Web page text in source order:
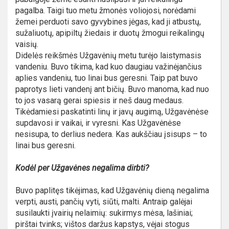
pagalba. Taigi tuo metu žmonės voliojosi, norėdami
žemei perduoti savo gyvybines jėgas, kad ji atbustų,
sužaliuotų, apipiltų žiedais ir duotų žmogui reikalingų
vaisių.
Didelės reikšmės Užgavėnių metu turėjo laistymasis
vandeniu. Buvo tikima, kad kuo daugiau važinėjančius
aplies vandeniu, tuo linai bus geresni. Taip pat buvo
paprotys lieti vandenį ant bičių. Buvo manoma, kad nuo
to jos vasarą gerai spiesis ir neš daug medaus.
Tikėdamiesi paskatinti linų ir javų augimą, Užgavėnėse
supdavosi ir vaikai, ir vyresni. Kas Užgavėnėse
nesisupa, to derlius nedera. Kas aukščiau įsisups – to
linai bus geresni.
Kodėl per Užgavėnes negalima dirbti?
Buvo paplitęs tikėjimas, kad Užgavėnių dieną negalima
verpti, austi, pančių vyti, siūti, malti. Antraip galėjai
susilaukti įvairių nelaimių: sukirmys mėsa, lašiniai;
pirštai tvinks; vištos daržus kapstys, vėjai stogus